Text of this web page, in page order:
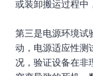
或装卸搬运过程中
第三是电源环境试
动，电源适应性测
况，验证设备在非